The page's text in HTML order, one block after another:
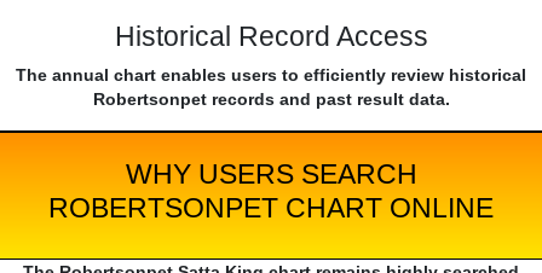
Historical Record Access
The annual chart enables users to efficiently review historical
Robertsonpet records and past result data.
WHY USERS SEARCH
ROBERTSONPET CHART ONLINE